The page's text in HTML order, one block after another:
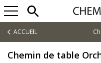
ACCUEIL
Chemin de table